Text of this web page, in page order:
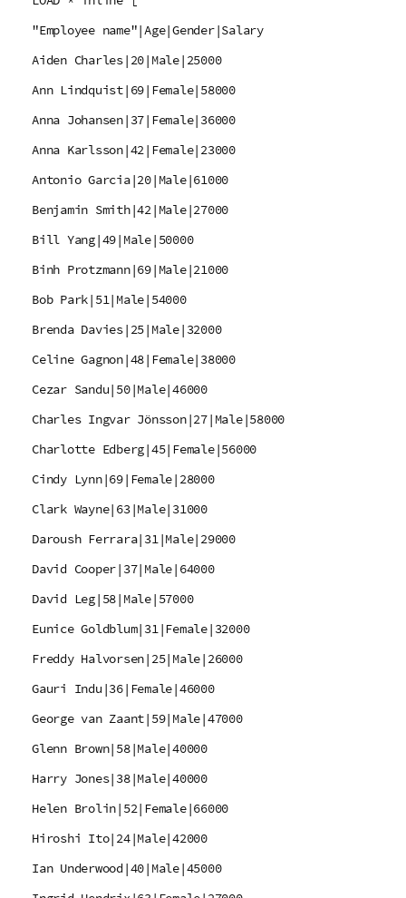
"Employee name"|Age|Gender|Salary
Aiden Charles|20|Male|25000
Ann Lindquist|69|Female|58000
Anna Johansen|37|Female|36000
Anna Karlsson|42|Female|23000
Antonio Garcia|20|Male|61000
Benjamin Smith|42|Male|27000
Bill Yang|49|Male|50000
Binh Protzmann|69|Male|21000
Bob Park|51|Male|54000
Brenda Davies|25|Male|32000
Celine Gagnon|48|Female|38000
Cezar Sandu|50|Male|46000
Charles Ingvar Jönsson|27|Male|58000
Charlotte Edberg|45|Female|56000
Cindy Lynn|69|Female|28000
Clark Wayne|63|Male|31000
Daroush Ferrara|31|Male|29000
David Cooper|37|Male|64000
David Leg|58|Male|57000
Eunice Goldblum|31|Female|32000
Freddy Halvorsen|25|Male|26000
Gauri Indu|36|Female|46000
George van Zaant|59|Male|47000
Glenn Brown|58|Male|40000
Harry Jones|38|Male|40000
Helen Brolin|52|Female|66000
Hiroshi Ito|24|Male|42000
Ian Underwood|40|Male|45000